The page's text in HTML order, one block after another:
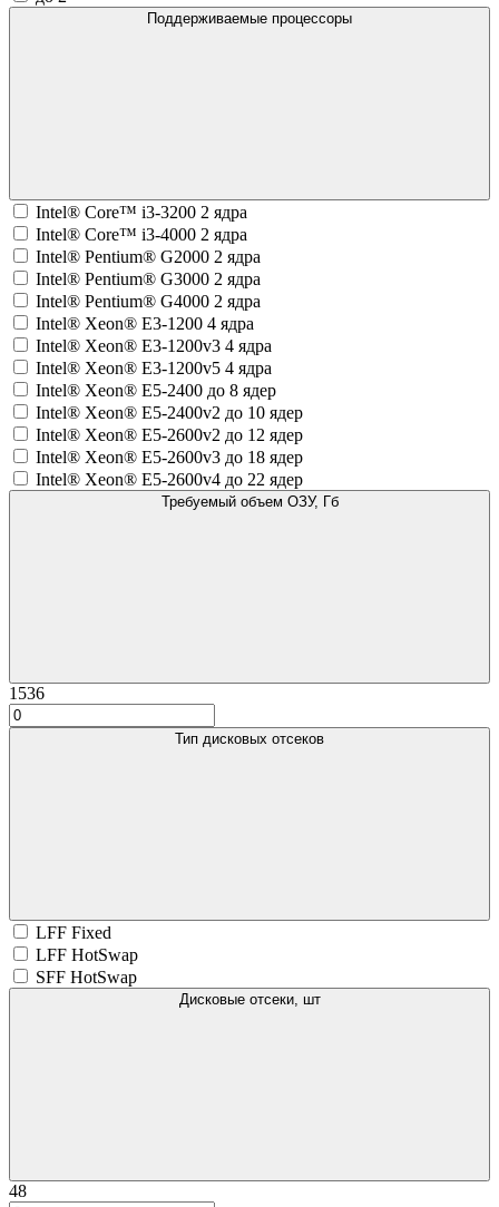
Поддерживаемые процессоры
Intel® Core™ i3-3200 2 ядра
Intel® Core™ i3-4000 2 ядра
Intel® Pentium® G2000 2 ядра
Intel® Pentium® G3000 2 ядра
Intel® Pentium® G4000 2 ядра
Intel® Xeon® E3-1200 4 ядра
Intel® Xeon® E3-1200v3 4 ядра
Intel® Xeon® E3-1200v5 4 ядра
Intel® Xeon® E5-2400 до 8 ядер
Intel® Xeon® E5-2400v2 до 10 ядер
Intel® Xeon® E5-2600v2 до 12 ядер
Intel® Xeon® E5-2600v3 до 18 ядер
Intel® Xeon® E5-2600v4 до 22 ядер
Требуемый объем ОЗУ, Гб
1536
Тип дисковых отсеков
LFF Fixed
LFF HotSwap
SFF HotSwap
Дисковые отсеки, шт
48